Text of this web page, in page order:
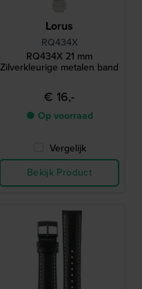
Lorus
RQ434X
RQ434X 21 mm
Zilverkleurige metalen band
€ 16,-
● Op voorraad
Vergelijk
Bekijk Product